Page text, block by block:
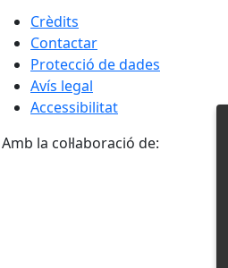
Crèdits
Contactar
Protecció de dades
Avís legal
Accessibilitat
Amb la col·laboració de: